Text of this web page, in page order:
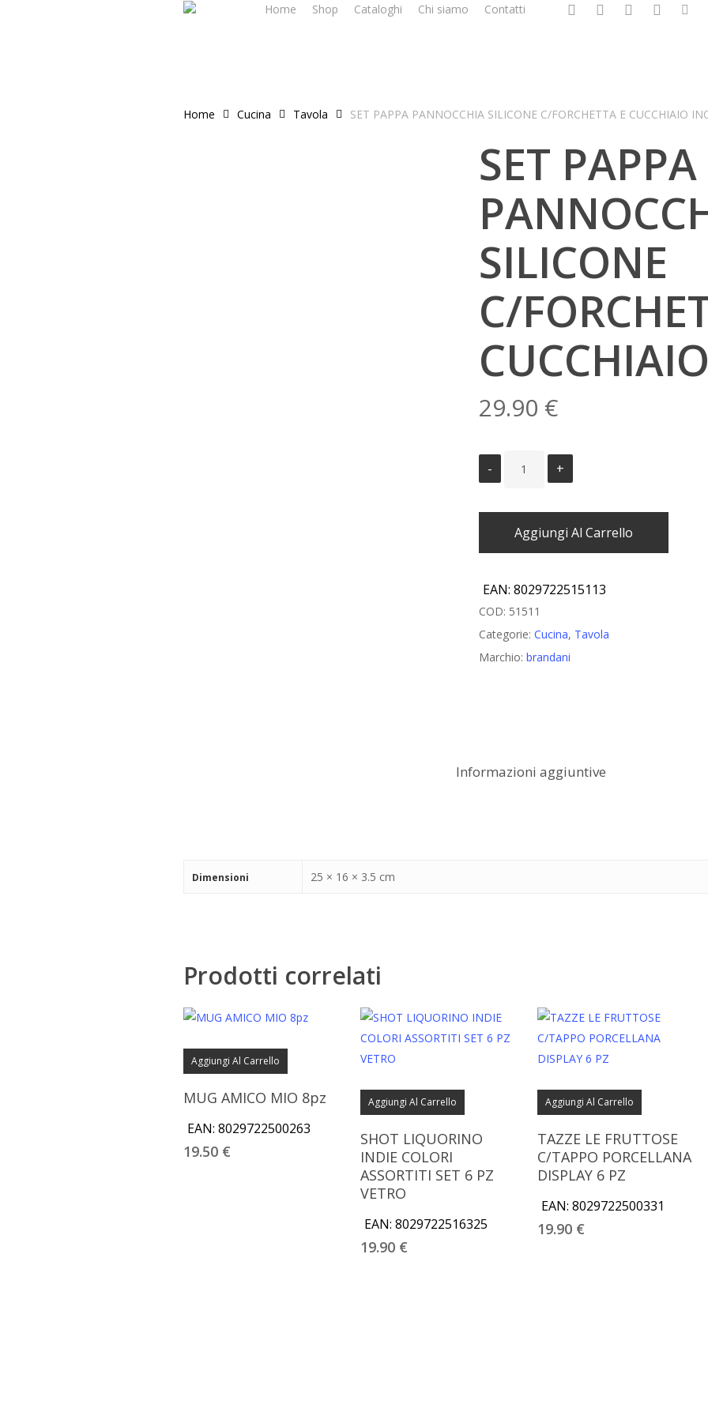
Home Shop Cataloghi Chi siamo Contatti facebookgoogle- instagramwhatsapp
tiktok
Home Cucina Tavola SET PAPPA PANNOCCHIA SILICONE C/FORCHETTA E CUCCHIAIO
SET PAPPA
SILICONE
C/
29.90 €
Aggiungi Al Carrello
EAN: 8029722515113
COD: 51511
Categorie: Cucina, Tavola
Marchio: brandani
Informazioni aggiuntive
Dimensioni 25 × 16 × 3.5 cm
Prodotti correlati
Aggiungi Al Carrello
MUG AMICO MIO 8pz
EAN: 8029722500263
19.50 €
Aggiungi Al Carrello
SHOT LIQUORINO
INDIE COLORI
ASSORTITI SET 6 PZ
VETRO
EAN: 8029722516325
19.90 €
Aggiungi Al Carrello
TAZZE LE FRUTTOSE
C/TAPPO PORCELLANA
DISPLAY 6 PZ
EAN: 8029722500331
19.90 €